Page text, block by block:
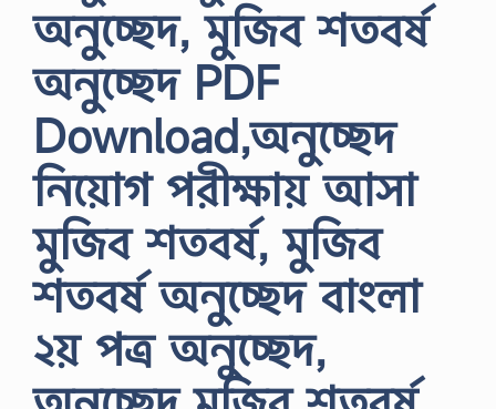
অনুচ্ছেদ, মুজিব শতবর্ষ
অনুচ্ছেদ PDF
Download,অনুচ্ছেদ
নিয়োগ পরীক্ষায় আসা
মুজিব শতবর্ষ, মুজিব
শতবর্ষ অনুচ্ছেদ বাংলা
২য় পত্র অনুচ্ছেদ,